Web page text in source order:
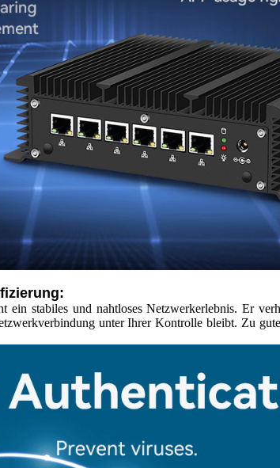
ein stabiles und nahtloses Netzwerkerlebnis. Er
unter Ihrer Kontrolle bleibt. Zu